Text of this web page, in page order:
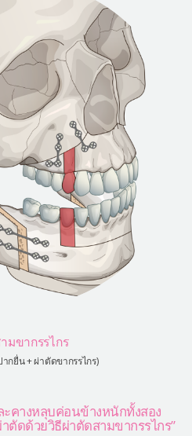
มขากรรไกร
กยื่น + ผ่าตัดขากรรไกร)
คางหลุบค่อนข้างหนักทั้งสอง
ตัดด้วยวิธีผ่าตัดสามขากรรไกร”